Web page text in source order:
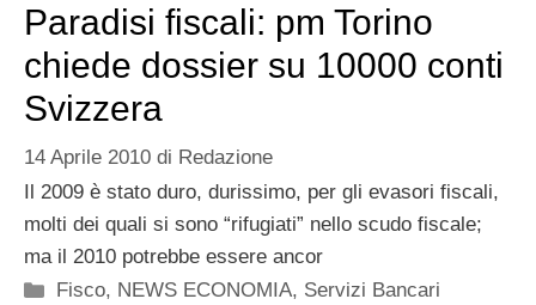
Paradisi fiscali: pm Torino
chiede dossier su 10000 conti
Svizzera
14 Aprile 2010 di Redazione
Il 2009 è stato duro, durissimo, per gli evasori fiscali,
molti dei quali si sono “rifugiati” nello scudo fiscale;
ma il 2010 potrebbe essere ancor
Categorie
Fisco, NEWS ECONOMIA, Servizi Bancari